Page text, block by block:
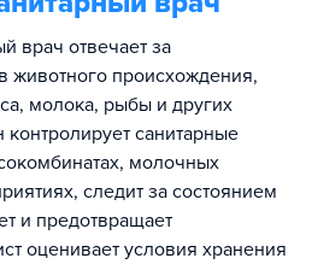
врач отвечает за
животного происхождения,
молока, рыбы и других
санитарные
молочных
следит за состоянием
и предотвращает
оценивает условия хранения